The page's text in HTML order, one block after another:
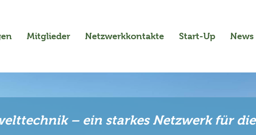
Mitglieder Netzwerkkontakte Start-Up News
– ein starkes Netzwerk für